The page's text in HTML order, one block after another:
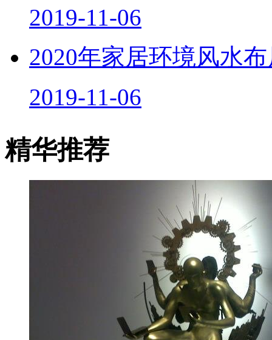
2019-11-06
2020年家居环境风水
2019-11-06
精华推荐